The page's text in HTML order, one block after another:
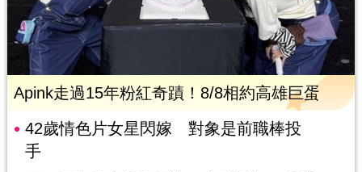
Apink走過15年粉紅奇蹟！8/8相約高雄巨蛋
42歲情色片女星閃嫁 對象是前職棒投
手